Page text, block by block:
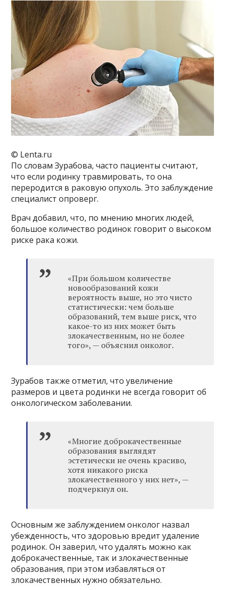
© Lenta.ru
По словам Зурабова, часто пациенты считают,
что если родинку травмировать, то она
переродится в раковую опухоль. Это заблуждение
специалист опроверг.
Врач добавил, что, по мнению многих людей,
большое количество родинок говорит о высоком
риске рака кожи.
«При большом количестве
новообразований кожи
вероятность выше, но это чисто
статистически: чем больше
образований, тем выше риск, что
какое-то из них может быть
злокачественным, но не более
того», — объяснил онколог.
Зурабов также отметил, что увеличение
размеров и цвета родинки не всегда говорит об
онкологическом заболевании.
«Многие доброкачественные
образования выглядят
эстетически не очень красиво,
хотя никакого риска
злокачественного у них нет», —
подчеркнул он.
Основным же заблуждением онколог назвал
убежденность, что здоровью вредит удаление
родинок. Он заверил, что удалять можно как
доброкачественные, так и злокачественные
образования, при этом избавляться от
злокачественных нужно обязательно.